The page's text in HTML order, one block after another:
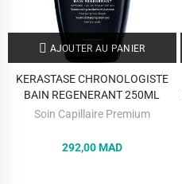
AJOUTER AU PANIER
KERASTASE CHRONOLOGISTE
BAIN REGENERANT 250ML
Soin Capillaire Premium
292,00 MAD